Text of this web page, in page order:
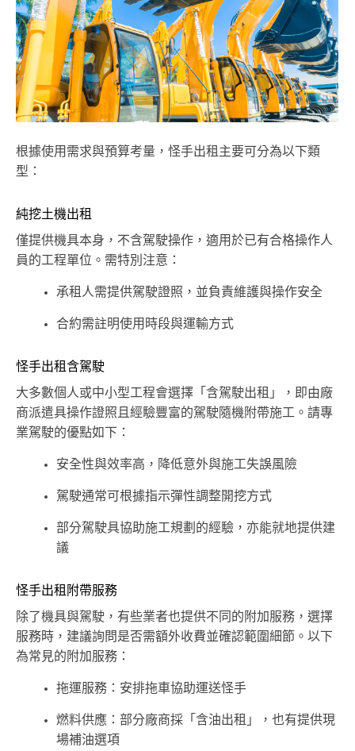
根據使用需求與預算考量，怪手出租主要可分為以下類
型：
純挖土機出租
僅提供機具本身，不含駕駛操作，適用於已有合格操作人
員的工程單位。需特別注意：
承租人需提供駕駛證照，並負責維護與操作安全
合約需註明使用時段與運輸方式
怪手出租含駕駛
大多數個人或中小型工程會選擇「含駕駛出租」，即由廠
商派遣具操作證照且經驗豐富的駕駛隨機附帶施工。請專
業駕駛的優點如下：
安全性與效率高，降低意外與施工失誤風險
駕駛通常可根據指示彈性調整開挖方式
部分駕駛具協助施工規劃的經驗，亦能就地提供建
議
怪手出租附帶服務
除了機具與駕駛，有些業者也提供不同的附加服務，選擇
服務時，建議詢問是否需額外收費並確認範圍細節。以下
為常見的附加服務：
拖運服務：安排拖車協助運送怪手
燃料供應：部分廠商採「含油出租」，也有提供現
場補油選項